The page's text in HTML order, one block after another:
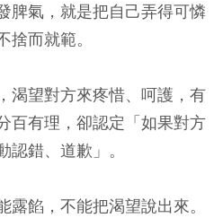
脾氣，就是把自己弄得可憐
而就範。
渴望對方來疼惜、呵護，有
百有理，卻認定「如果對方
錯、道歉」。
餡，不能把渴望說出來。